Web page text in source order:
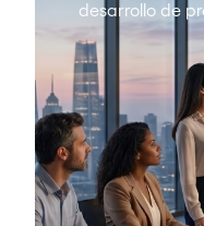
desarrollo de